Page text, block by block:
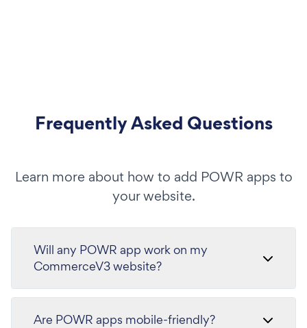
Frequently Asked Questions
Learn more about how to add POWR apps to
your website.
Will any POWR app work on my
CommerceV3 website?
Are POWR apps mobile-friendly?